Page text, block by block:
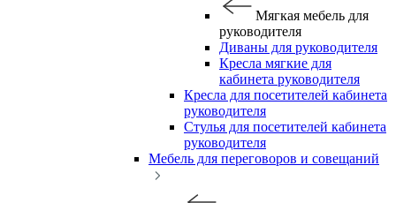
Мягкая мебель для
руководителя
Диваны для руководителя
Кресла мягкие для
кабинета руководителя
Кресла для посетителей кабинета
руководителя
Стулья для посетителей кабинета
руководителя
Мебель для переговоров и совещаний